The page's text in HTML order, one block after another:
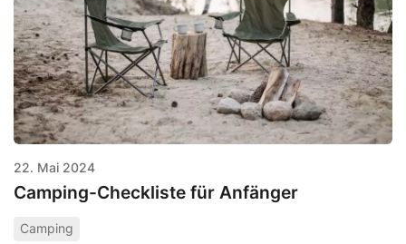
22. Mai 2024
Camping-Checkliste für Anfänger
Camping